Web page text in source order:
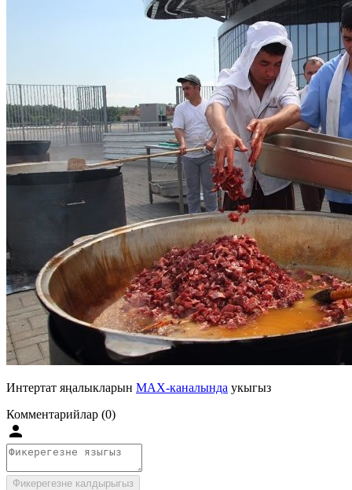
Интертат яңалыкларын MAX-каналында укыгыз
Комментарийлар (0)
Фикерегезне калдырыгыз